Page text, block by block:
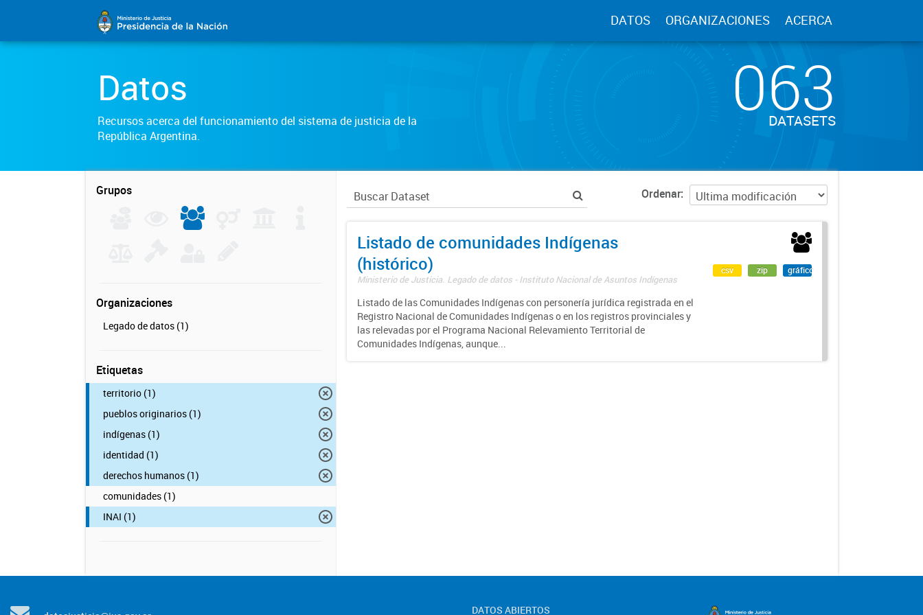
DATOS ORGANIZACIONES ACERCA
Datos
Recursos acerca del funcionamiento del sistema de justicia de la
República Argentina.
063
DATASETS
Grupos
Organizaciones
Legado de datos (1)
Etiquetas
territorio (1)
pueblos originarios (1)
indígenas (1)
identidad (1)
derechos humanos (1)
comunidades (1)
INAI (1)
Ordenar
Listado de comunidades Indígenas
(histórico)
Ministerio de Justicia. Legado de datos - Instituto Nacional de Asuntos Indígenas
Listado de las Comunidades Indígenas con personería jurídica registrada en el
Registro Nacional de Comunidades Indígenas o en los registros provinciales y
las relevadas por el Programa Nacional Relevamiento Territorial de
Comunidades Indígenas, aunque...
csv zip gráfico
DATOS ABIERTOS